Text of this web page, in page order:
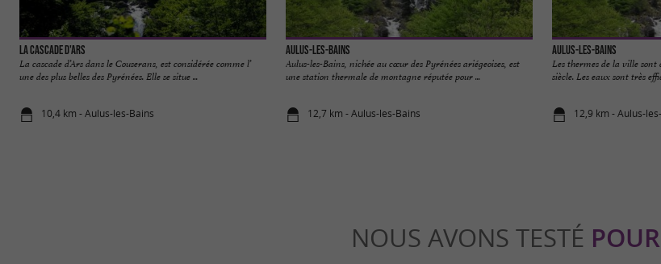
La Cascade d'Ars
La cascade d’Ars dans le Couserans, est considérée comme l’
une des plus belles des Pyrénées. Elle se situe ...
10,4 km - Aulus-les-Bains
Aulus-les-Bains
Aulus-les-Bains, nichée au cœur des Pyrénées ariégeoises, est
une station thermale de montagne réputée pour ...
12,7 km - Aulus-les-Bains
Aulus-les-Bains
Les thermes de la ville sont
siècle. Les eaux sont très
12,9 km - Aulus-
NOUS AVONS TESTÉ